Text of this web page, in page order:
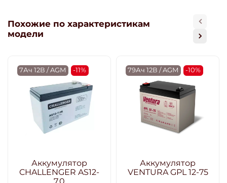
Похожие по характеристикам
модели
7Ач 12В / AGM -11%
Аккумулятор
CHALLENGER AS12-
79Ач 12В / AGM -10%
Аккумулятор
VENTURA GPL 12-75